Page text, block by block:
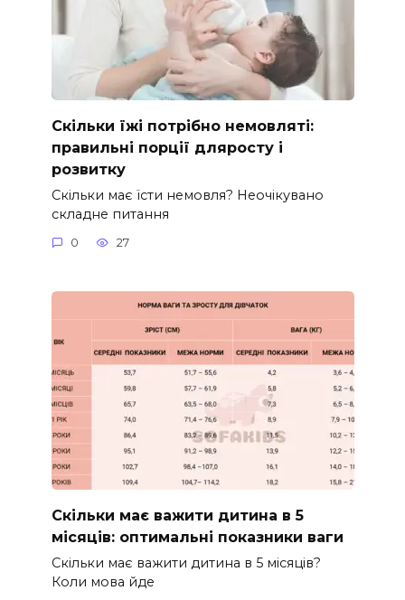
Скільки їжі потрібно немовляті:
правильні порції дляросту і
розвитку
Скільки має їсти немовля? Неочікувано
складне питання
0 27
Скільки має важити дитина в 5
місяців: оптимальні показники ваги
Скільки має важити дитина в 5 місяців?
Коли мова йде